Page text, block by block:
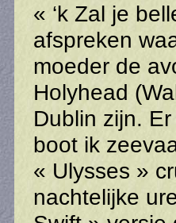
« ‘k Zal je
afspreken
moeder de
Holyhead
Dublin zijn.
boot ik
« Ulysses »
nachtelijke